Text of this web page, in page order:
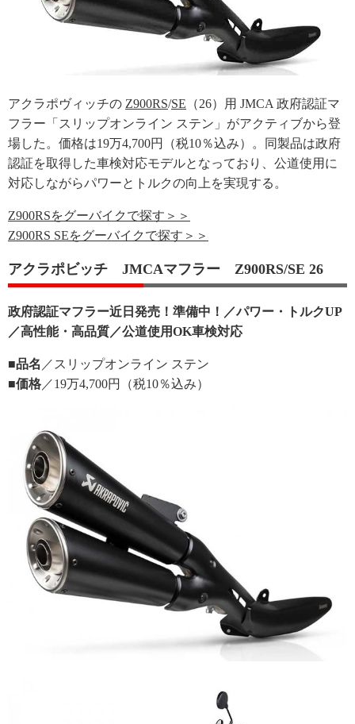
アクラポヴィッチの Z900RS/SE （26）用 JMCA 政府認証マ
フラー「スリップオンライン ステン」がアクティブから登
場した。価格は19万4,700円（税10％込み）。同製品は政府
認証を取得した車検対応モデルとなっており、公道使用に
対応しながらパワーとトルクの向上を実現する。
Z900RSをグーバイクで探す＞＞
Z900RS SEをグーバイクで探す＞＞
アクラポビッチ JMCAマフラー Z900RS/SE 26
政府認証マフラー近日発売！準備中！／パワー・トルクUP
／高性能・高品質／公道使用OK車検対応
■品名 ／スリップオンライン ステン
■価格 ／19万4,700円（税10％込み）